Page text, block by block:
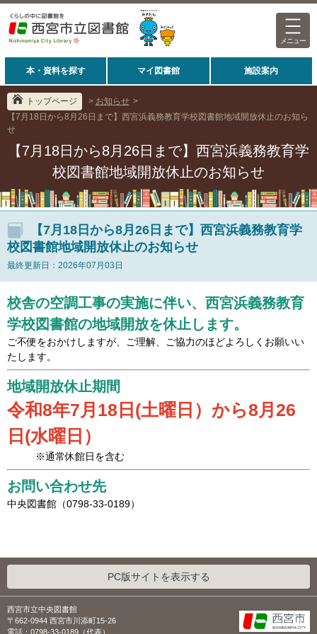
メニュー
本・資料を探す マイ図書館 施設案内
トップページ > お知らせ >
【7月18日から8月26日まで】西宮浜義務教育学校図書館地域開放休止のお知ら
せ
【7月18日から8月26日まで】西宮浜義務教育学
校図書館地域開放休止のお知らせ
【7月18日から8月26日まで】西宮浜義務教育学
校図書館地域開放休止のお知らせ
最終更新日：2026年07月03日
校舎の空調工事の実施に伴い、西宮浜義務教育
学校図書館の地域開放を休止します。
ご不便をおかけしますが、ご理解、ご協力のほどよろしくお願いい
たします。
地域開放休止期間
令和8年7月18日(土曜日）から8月26
日(水曜日）
※通常休館日を含む
お問い合わせ先
中央図書館（0798-33-0189）
PC版サイトを表示する
西宮市立中央図書館
〒662-0944 西宮市川添町15-26
電話：0798-33-0189（代表）